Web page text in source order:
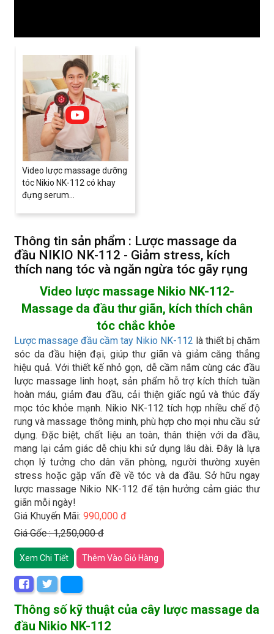
Video lược massage dưỡng
tóc Nikio NK-112 có khay
đựng serum...
Thông tin sản phẩm : Lược massage da
đầu NIKIO NK-112 - Giảm stress, kích
thích nang tóc và ngăn ngừa tóc gãy rụng
Video lược massage Nikio NK-112-
Massage da đầu thư giãn, kích thích chân
tóc chắc khỏe
Lược massage đầu cầm tay Nikio NK-112 là thiết bị chăm
sóc da đầu hiện đại, giúp thư giãn và giảm căng thẳng
hiệu quả. Với thiết kế nhỏ gọn, dễ cầm nắm cùng các đầu
lược massage linh hoạt, sản phẩm hỗ trợ kích thích tuần
hoàn máu, giảm đau đầu, cải thiện giấc ngủ và thúc đẩy
mọc tóc khỏe mạnh. Nikio NK-112 tích hợp nhiều chế độ
rung và massage thông minh, phù hợp cho mọi nhu cầu sử
dụng. Đặc biệt, chất liệu an toàn, thân thiện với da đầu,
mang lại cảm giác dễ chịu khi sử dụng lâu dài. Đây là lựa
chọn lý tưởng cho dân văn phòng, người thường xuyên
stress hoặc gặp vấn đề về tóc và da đầu. Sở hữu ngay
lược massage Nikio NK-112 để tận hưởng cảm giác thư
giãn mỗi ngày!
Giá Khuyến Mãi: 990,000 đ
Giá Gốc : 1,250,000 đ
Xem Chi Tiết Thêm Vào Giỏ Hàng
Thông số kỹ thuật của cây lược massage da
đầu Nikio NK-112